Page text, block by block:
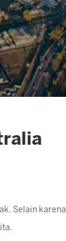
Selain karena